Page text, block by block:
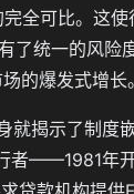
全可比。这
了统一的风险
的爆发式增长。
就揭示了制度
者——1981年